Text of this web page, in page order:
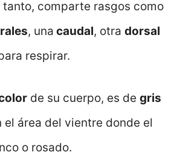
tanto, comparte rasgos como
, una caudal, otra dorsal
respirar.
de su cuerpo, es de gris
el área del vientre donde el
o rosado.